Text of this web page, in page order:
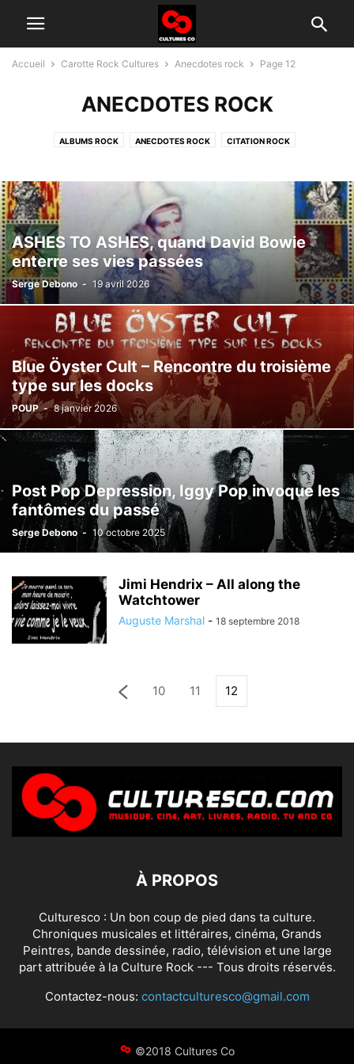
Accueil Carotte Rock Cultures Anecdotes rock Page 12
ANECDOTES ROCK
ALBUMS ROCK ANECDOTES ROCK CITATION ROCK
TÉLÉ ROCK
ASHES TO ASHES, quand David Bowie
enterre ses vies passées
Serge Debono - 19 avril 2026
Blue Öyster Cult – Rencontre du troisième
type sur les docks
POUP - 8 janvier 2026
Post Pop Depression, Iggy Pop invoque les
fantômes du passé
Serge Debono - 10 octobre 2025
Jimi Hendrix – All along the
Watchtower
Auguste Marshal - 18 septembre 2018
10 11 12
À PROPOS
Culturesco : Un bon coup de pied dans ta culture.
Chroniques musicales et littéraires, cinéma, Grands
Peintres, bande dessinée, radio, télévision et une large
part attribuée à la Culture Rock --- Tous droits réservés.
Contactez-nous: contactculturesco@gmail.com
©2018 Cultures Co